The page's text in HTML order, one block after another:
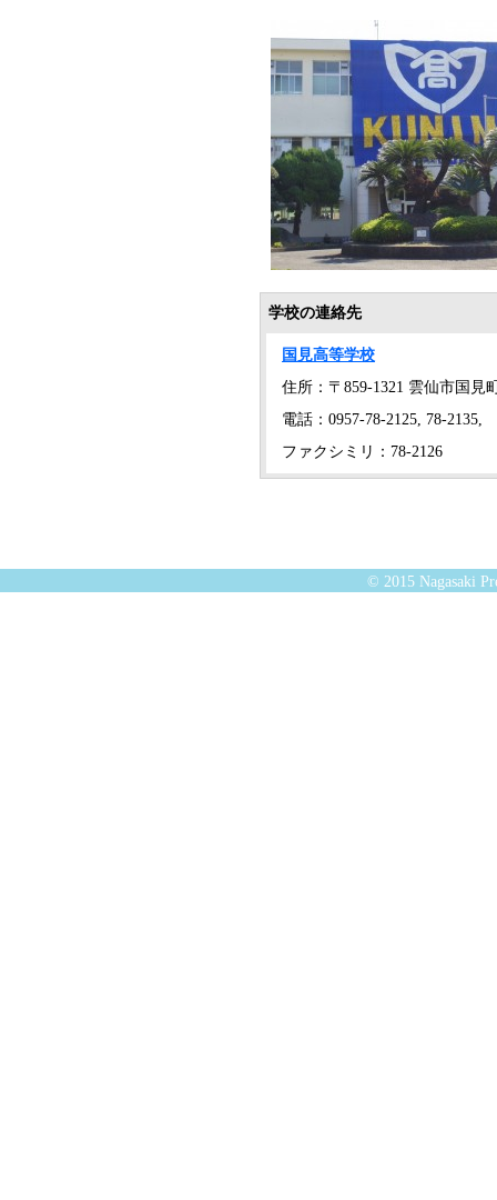
学校の連絡先
国見高等学校
住所：〒859-1321 雲仙市国見
電話：0957-78-2125, 78-2135,
ファクシミリ：78-2126
© 2015 Nagasaki